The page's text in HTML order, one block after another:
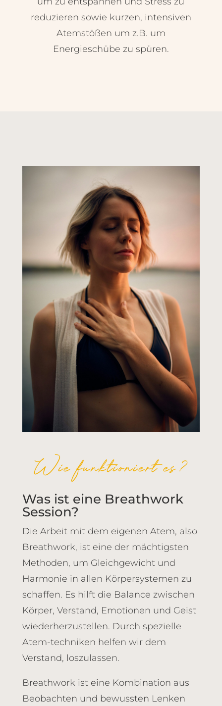
reduzieren sowie kurzen, intensiven
Atemstößen um z.B. um
Energieschübe zu spüren.
Wie funktioniert es?
Was ist eine Breathwork
Session?
Die Arbeit mit dem eigenen Atem, also
Breathwork, ist eine der mächtigsten
Methoden, um Gleichgewicht und
Harmonie in allen Körpersystemen zu
schaffen. Es hilft die Balance zwischen
Körper, Verstand, Emotionen und Geist
wiederherzustellen. Durch spezielle
Atem-techniken helfen wir dem
Verstand, loszulassen.
Breathwork ist eine Kombination aus
Beobachten und bewussten Lenken